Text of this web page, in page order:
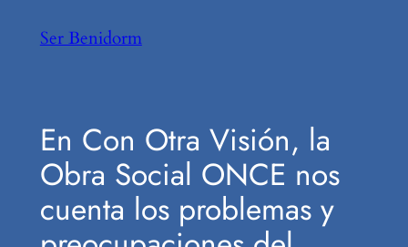
Ser Benidorm
En Con Otra Visión, la
Obra Social ONCE nos
cuenta los problemas y